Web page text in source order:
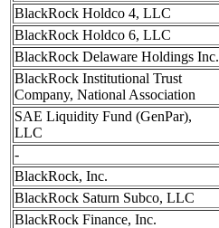
BlackRock Holdco 4, LLC
BlackRock Holdco 6, LLC
BlackRock Delaware Holdings Inc.
BlackRock Institutional Trust
Company, National Association
SAE Liquidity Fund (GenPar),
LLC
-
BlackRock, Inc.
BlackRock Saturn Subco, LLC
BlackRock Finance, Inc.